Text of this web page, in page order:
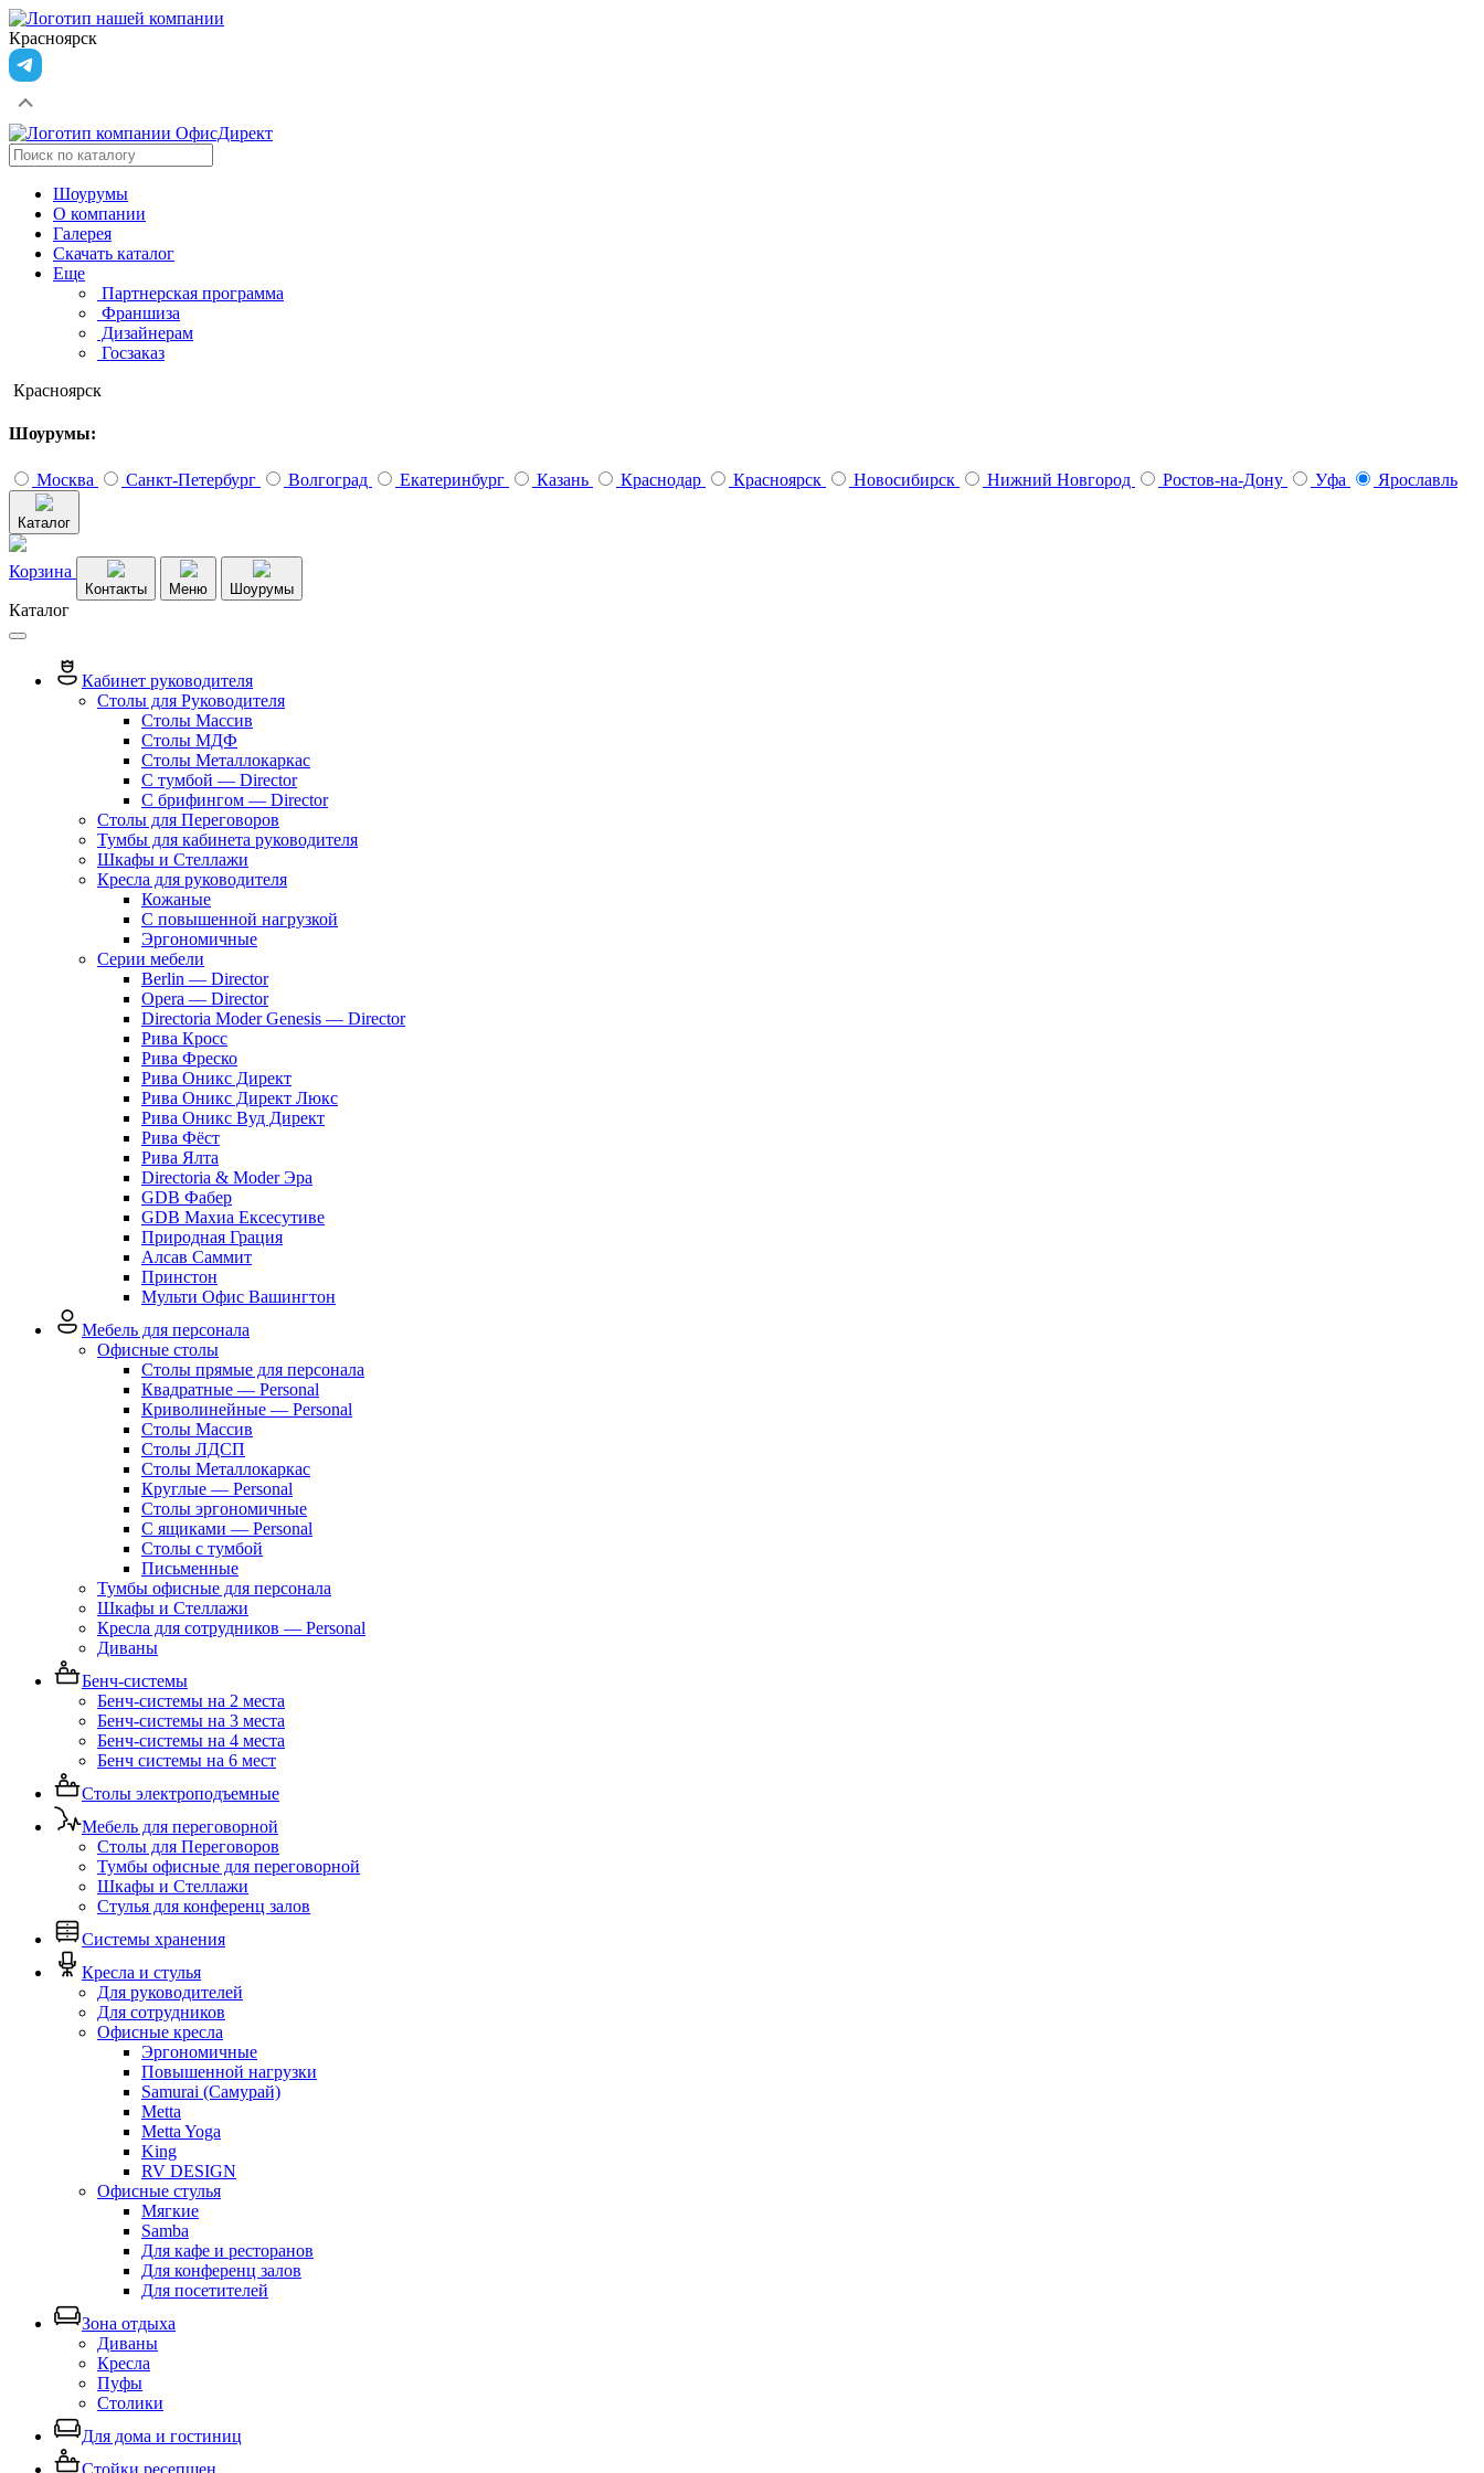
Красноярск
Шоурумы
О компании
Галерея
Скачать каталог
Еще
Партнерская программа
Франшиза
Дизайнерам
Госзаказ
Красноярск
Шоурумы:
Москва Санкт-Петербург Волгоград Екатеринбург Казань Краснодар Красноярск Новосибирск Нижний Новгород Ростов-на-Дону Уфа Ярославль
Каталог
Корзина
Контакты Меню Шоурумы
Каталог
Кабинет руководителя
Столы для Руководителя
Столы Массив
Столы МДФ
Столы Металлокаркас
С тумбой — Director
C брифингом — Director
Столы для Переговоров
Тумбы для кабинета руководителя
Шкафы и Стеллажи
Кресла для руководителя
Кожаные
С повышенной нагрузкой
Эргономичные
Серии мебели
Berlin — Director
Opera — Director
Directoria Moder Genesis — Director
Рива Кросс
Рива Фреско
Рива Оникс Директ
Рива Оникс Директ Люкс
Рива Оникс Вуд Директ
Рива Фёст
Рива Ялта
Directoria & Moder Эра
GDB Фабер
GDB Махиа Ексесутиве
Природная Грация
Алсав Саммит
Принстон
Мульти Офис Вашингтон
Мебель для персонала
Офисные столы
Столы прямые для персонала
Квадратные — Personal
Криволинейные — Personal
Столы Массив
Столы ЛДСП
Столы Металлокаркас
Круглые — Personal
Столы эргономичные
С ящиками — Personal
Столы с тумбой
Письменные
Тумбы офисные для персонала
Шкафы и Стеллажи
Кресла для сотрудников — Personal
Диваны
Бенч-системы
Бенч-системы на 2 места
Бенч-системы на 3 места
Бенч-системы на 4 места
Бенч системы на 6 мест
Столы электроподъемные
Мебель для переговорной
Столы для Переговоров
Тумбы офисные для переговорной
Шкафы и Стеллажи
Стулья для конференц залов
Системы хранения
Кресла и стулья
Для руководителей
Для сотрудников
Офисные кресла
Эргономичные
Повышенной нагрузки
Samurai (Самурай)
Metta
Metta Yoga
King
RV DESIGN
Офисные стулья
Мягкие
Samba
Для кафе и ресторанов
Для конференц залов
Для посетителей
Зона отдыха
Диваны
Кресла
Пуфы
Столики
Для дома и гостиниц
Стойки ресепшен